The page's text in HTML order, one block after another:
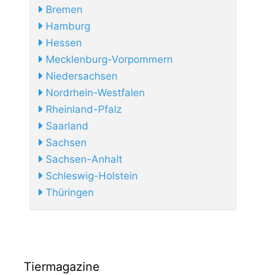
Bremen
Hamburg
Hessen
Mecklenburg-Vorpommern
Niedersachsen
Nordrhein-Westfalen
Rheinland-Pfalz
Saarland
Sachsen
Sachsen-Anhalt
Schleswig-Holstein
Thüringen
Tiermagazine